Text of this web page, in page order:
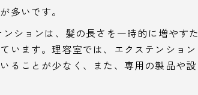
多いです。
ションは、髪の長さを一時的に増やすた
います。理容室では、エクステンション
ることが少なく、また、専用の製品や設